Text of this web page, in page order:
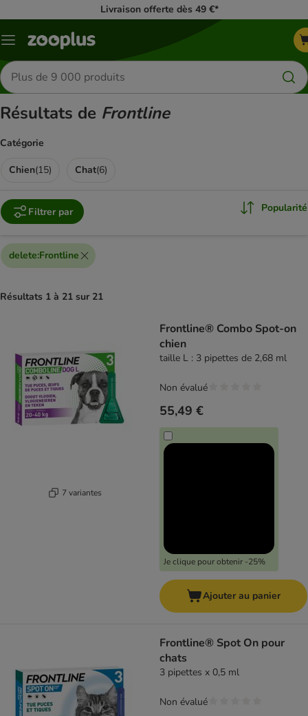
Livraison offerte dès 49 €*
Menu
Rechercher
des
produits
Résultats de Frontline
Catégorie
Chien(15) Chat(6)
Filtrer par Popularité
delete:Frontline
Résultats 1 à 21 sur 21
7 variantes
Frontline® Combo Spot-on
chien
taille L : 3 pipettes de 2,68 ml
55,49 €
Je clique pour obtenir -25%
Non évalué
Ajouter au panier
Frontline® Spot On pour
chats
3 pipettes x 0,5 ml
Non évalué